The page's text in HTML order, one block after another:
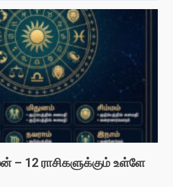
– 12 ராசிகளுக்கும் உள்ளே